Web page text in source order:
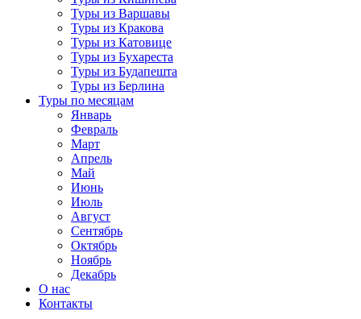
Туры из Варшавы
Туры из Кракова
Туры из Катовице
Туры из Бухареста
Туры из Будапешта
Туры из Берлина
Туры по месяцам
Январь
Февраль
Март
Апрель
Май
Июнь
Июль
Август
Сентябрь
Октябрь
Ноябрь
Декабрь
О нас
Контакты